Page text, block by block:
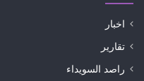
اخبار
تقارير
راصد السويداء